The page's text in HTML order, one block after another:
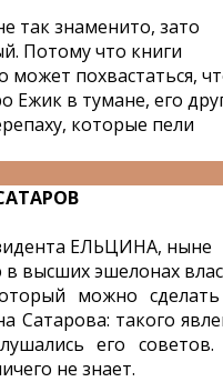
так знаменито, зато
Потому что книги
может похвастаться,
Ежик в тумане, его
которые пели
ЕЛЬЦИНА, ныне
высших эшелонах
можно
Сатарова: такого
его
не знает.